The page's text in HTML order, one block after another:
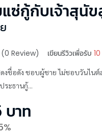
ซ่กู้กับเจ้าสุนัข
(0 Review) เขียนรีวิวเพื่อรับ
งชื่อดัง ชอบผู้ชาย ไม่ชอบวันไนต์
ะธานกู้...
บาท
%